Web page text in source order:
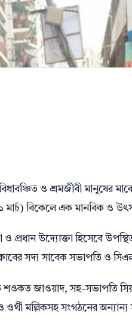
ও শ্রমজীবী মানুষের
মার্চ) বিকেলে এক মানবিক ও
প্রধান উদ্যোক্তা হিসেবে
ক্লাবের সদ্য সাবেক সভাপতি ও
শওকত জাওয়াদ, সহ-সভাপতি
মল্লিকসহ সংগঠনের অন্যান্য